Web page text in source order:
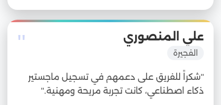
" علي المنصوري
الفجيرة
"شكراً للفريق على دعمهم في تسجيل ماجستير
ذكاء اصطناعي، كانت تجربة مريحة ومهنية."